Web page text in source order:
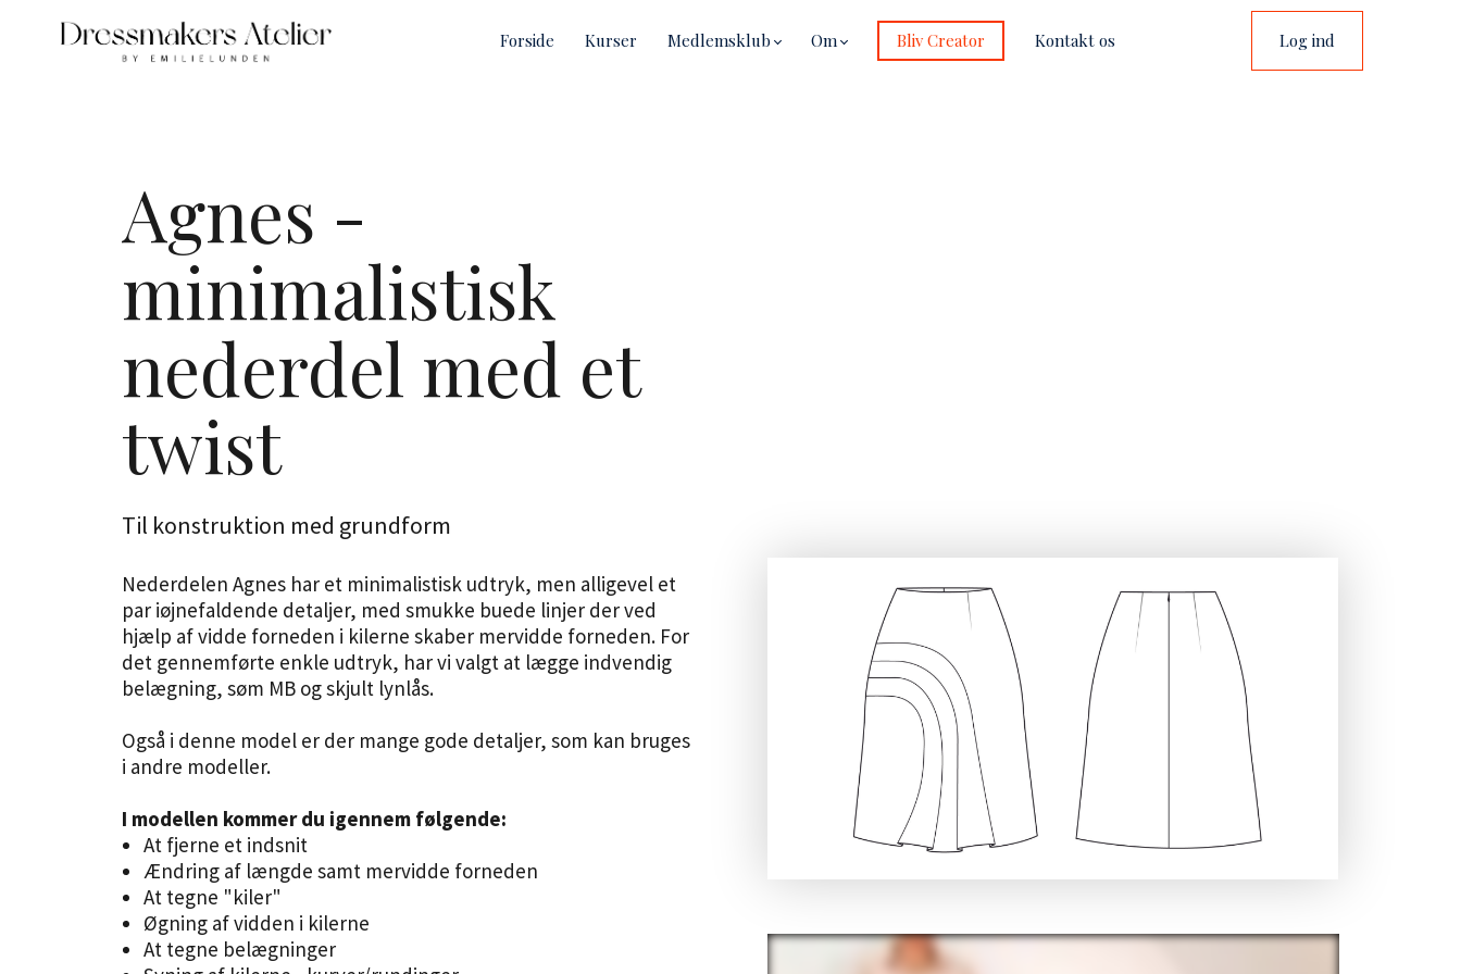
Forside Kurser Medlemsklub Om Bliv Creator Kontakt os Log ind
Agnes -
minimalistisk
nederdel med et
twist
Til konstruktion med grundform
Nederdelen Agnes har et minimalistisk udtryk, men alligevel et
par iøjnefaldende detaljer, med smukke buede linjer der ved
hjælp af vidde forneden i kilerne skaber mervidde forneden. For
det gennemførte enkle udtryk, har vi valgt at lægge indvendig
belægning, søm MB og skjult lynlås.
Også i denne model er der mange gode detaljer, som kan bruges
i andre modeller.
I modellen kommer du igennem følgende:
At fjerne et indsnit
Ændring af længde samt mervidde forneden
At tegne "kiler"
Øgning af vidden i kilerne
At tegne belægninger